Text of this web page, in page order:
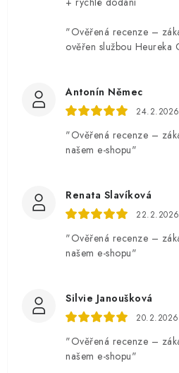
"Ověřená recenze –
ověřen službou Heureka
Antonín Němec
24.2.2026
"Ověřená recenze –
našem e-shopu"
Renata Slavíková
22.2.2026
"Ověřená recenze –
našem e-shopu"
Silvie Janoušková
20.2.2026
"Ověřená recenze –
našem e-shopu"